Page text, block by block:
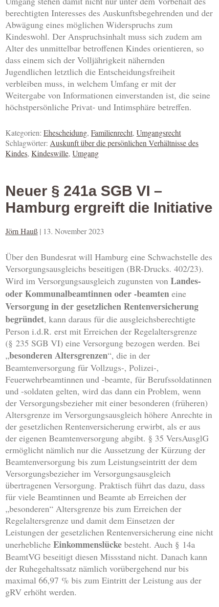
berechtigten Interesses des Auskunftsbegehrenden und der
Abwägung eines möglichen Widerspruchs zum
Kindeswohl. Der Anspruchsinhalt muss sich zudem am
Alter des unmittelbar betroffenen Kindes orientieren, so
dass einem sich der Volljährigkeit nähernden
Jugendlichen letztlich die Entscheidungsfreiheit
verbleiben muss, in welchem Umfang er mit der
Weitergabe von Informationen einverstanden ist, die seine
höchstpersönliche Privat- und Intimsphäre betreffen.
Kategorien:Ehescheidung,Familienrecht,Umgangsrecht
Schlagwörter:Auskunft über die persönlichen Verhältnisse des
Kindes,Kindeswille,Umgang
Neuer § 241a SGB VI –
Hamburg ergreift die Initiative
Jörn Hauß | 13. November 2023
Über den Bundesrat will Hamburg eine Schwachstelle des
Versorgungsausgleichs beseitigen (BR-Drucks. 402/23).
Wird im Versorgungsausgleich zugunsten vonLandes-
oder Kommunalbeamtinnen oder -beamten eine
Versorgung in der gesetzlichen Rentenversicherung
begründet, kann daraus für die ausgleichsberechtigte
Person i.d.R. erst mit Erreichen der Regelaltersgrenze
(§ 235 SGB VI) eine Versorgung bezogen werden. Bei
„besonderen Altersgrenzen“, die in der
Beamtenversorgung für Vollzugs-, Polizei-,
Feuerwehrbeamtinnen und -beamte, für Berufssoldatinnen
und -soldaten gelten, wird das dann ein Problem, wenn
der Versorgungsbezieher mit einer besonderen (früheren)
Altersgrenze im Versorgungsausgleich höhere Anrechte in
der gesetzlichen Rentenversicherung erwirbt, als er aus
der eigenen Beamtenversorgung abgibt. § 35 VersAusglG
ermöglicht nämlich nur die Aussetzung der Kürzung der
Beamtenversorgung bis zum Leistungseintritt der dem
Versorgungsbezieher im Versorgungsausgleich
übertragenen Versorgung. Praktisch führt das dazu, dass
für viele Beamtinnen und Beamte ab Erreichen der
„besonderen“ Altersgrenze bis zum Erreichen der
Regelaltersgrenze und damit dem Einsetzen der
Leistungen der gesetzlichen Rentenversicherung eine nicht
unerheblicheEinkommenslücke besteht. Auch § 14a
BeamtVG beseitigt diesen Missstand nicht. Danach kann
der Ruhegehaltssatz nämlich vorübergehend nur bis
maximal 66,97 % bis zum Eintritt der Leistung aus der
gRV erhöht werden.